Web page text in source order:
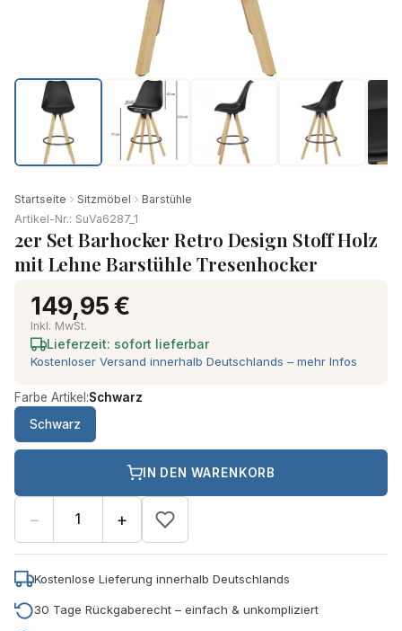
Startseite Sitzmöbel
Barstühle
Artikel-Nr.: SuVa6287_1
2er Set Barhocker Retro Design Stoff Holz
mit Lehne Barstühle Tresenhocker
149,95 €
Inkl. MwSt.
Lieferzeit: sofort lieferbar
Kostenloser Versand innerhalb Deutschlands – mehr Infos
Farbe Artikel:Schwarz
Schwarz
− +
IN DEN WARENKORB
Kostenlose Lieferung innerhalb Deutschlands
30 Tage Rückgaberecht – einfach & unkompliziert